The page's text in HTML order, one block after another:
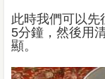
此時我們可以先
5分鐘，然後用
顯。